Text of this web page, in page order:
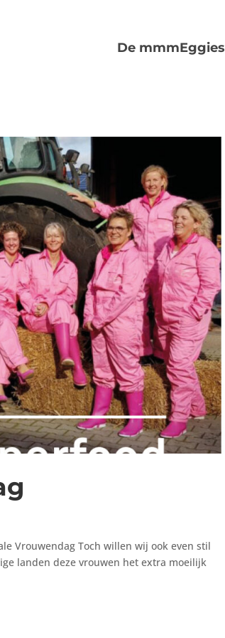
De mmmEggies
Vrouwendag Toch willen wij ook even stil
landen deze vrouwen het extra moeilijk